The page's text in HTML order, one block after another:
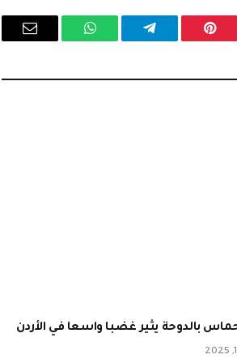
بينتيريستتيلقرام واتساب
البريد
بالدوحة يثير غضبا واسعا في الأردن